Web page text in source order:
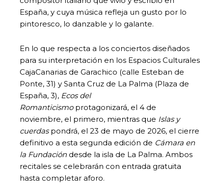
España, y cuya música refleja un gusto por lo
pintoresco, lo danzable y lo galante.
En lo que respecta a los conciertos diseñados
para su interpretación en los Espacios Culturales
CajaCanarias de Garachico (calle Esteban de
Ponte, 31) y Santa Cruz de La Palma (Plaza de
España, 3), Ecos del
Romanticismoprotagonizará, el 4 de
noviembre, el primero, mientras que Islas y
cuerdaspondrá, el 23 de mayo de 2026, el cierre
definitivo a esta segunda edición de Cámara en
la Fundación desde la isla de La Palma. Ambos
recitales se celebrarán con entrada gratuita
hasta completar aforo.